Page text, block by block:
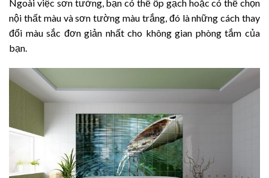
Ngoài việc sơn tường, bạn có thể ốp gạch hoặc có thể chọn
nội thất màu và sơn tường màu trắng, đó là những cách thay
đổi màu sắc đơn giản nhất cho không gian phòng tắm của
bạn.